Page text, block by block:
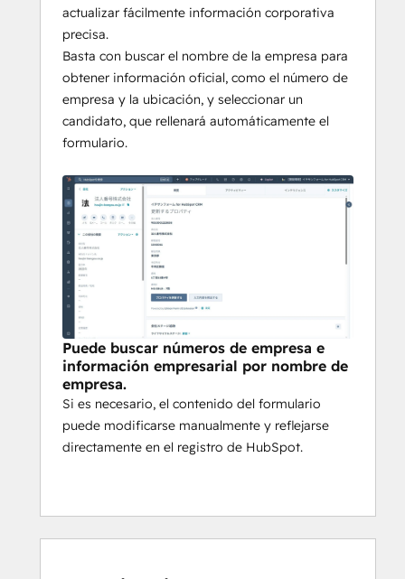
actualizar fácilmente información corporativa
precisa.
Basta con buscar el nombre de la empresa para
obtener información oficial, como el número de
empresa y la ubicación, y seleccionar un
candidato, que rellenará automáticamente el
formulario.
Puede buscar números de empresa e
información empresarial por nombre de
empresa.
Si es necesario, el contenido del formulario
puede modificarse manualmente y reflejarse
directamente en el registro de HubSpot.